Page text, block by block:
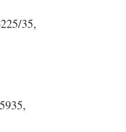
35,